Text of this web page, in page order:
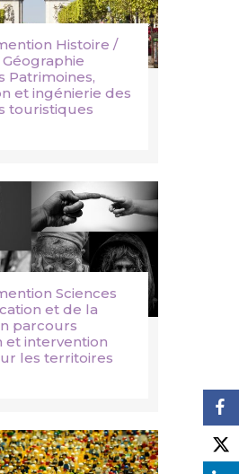
Histoire /
Patrimoines,
et ingénierie des
touristiques
Sciences
et de la
parcours
et intervention
les territoires